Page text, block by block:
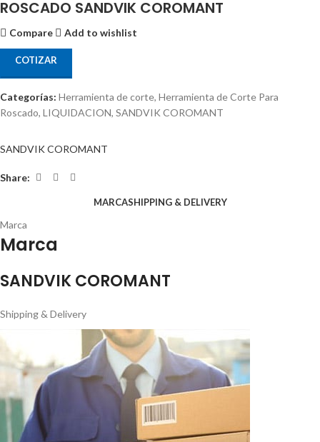
ROSCADO SANDVIK COROMANT
Compare Add to wishlist
COTIZAR
Categorías: Herramienta de corte, Herramienta de Corte Para
Roscado, LIQUIDACION, SANDVIK COROMANT
SANDVIK COROMANT
Share:
MARCASHIPPING & DELIVERY
Marca
Marca
SANDVIK COROMANT
Shipping & Delivery